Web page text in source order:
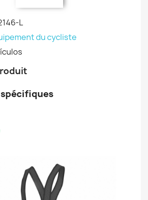
L
du cycliste
spécifiques